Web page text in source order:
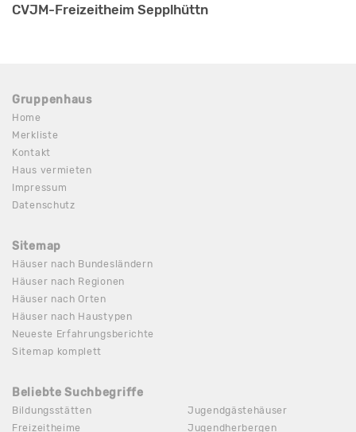
CVJM-Freizeitheim Sepplhüttn
Gruppenhaus
Home
Merkliste
Kontakt
Haus vermieten
Impressum
Datenschutz
Sitemap
Häuser nach Bundesländern
Häuser nach Regionen
Häuser nach Orten
Häuser nach Haustypen
Neueste Erfahrungsberichte
Sitemap komplett
Beliebte Suchbegriffe
Bildungsstätten
Freizeitheime
Jugendgästehäuser
Jugendherbergen